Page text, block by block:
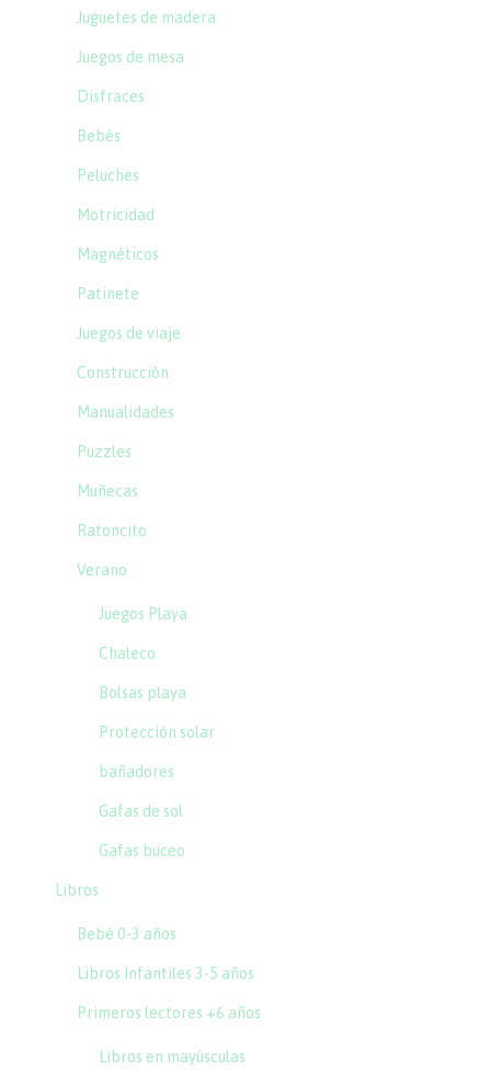
Juguetes de madera
Juegos de mesa
Disfraces
Bebés
Peluches
Motricidad
Magnéticos
Patinete
Juegos de viaje
Construcción
Manualidades
Puzzles
Muñecas
Ratoncito
Verano
Juegos Playa
Chaleco
Bolsas playa
Protección solar
bañadores
Gafas de sol
Gafas buceo
Libros
Bebé 0-3 años
Libros Infantiles 3-5 años
Primeros lectores +6 años
Libros en mayúsculas